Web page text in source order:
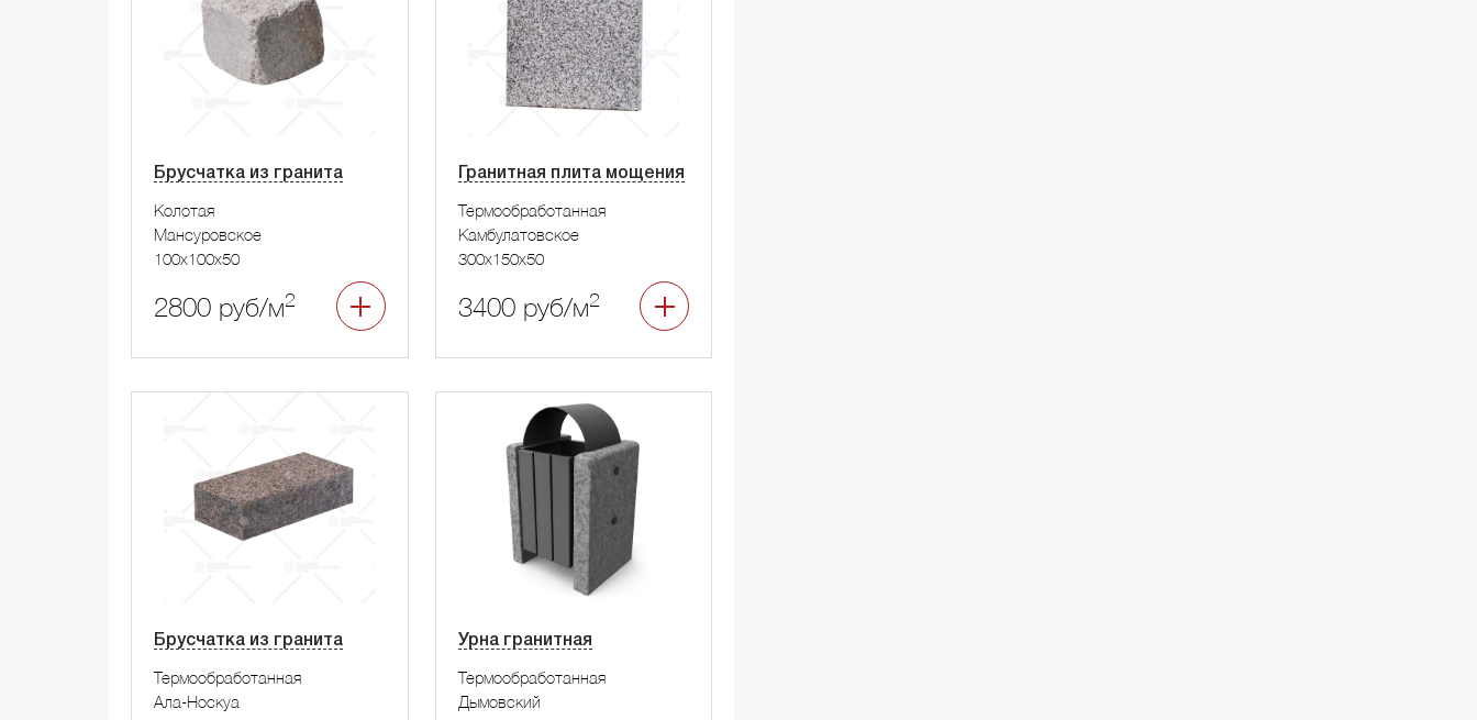
Брусчатка из гранита
Колотая
Мансуровское
100x100x50
2800 руб/м2
Гранитная плита мощения
Термообработанная
Камбулатовское
300x150x50
3400 руб/м2
Брусчатка из гранита
Термообработанная
Ала-Носкуа
Урна гранитная
Термообработанная
Дымовский